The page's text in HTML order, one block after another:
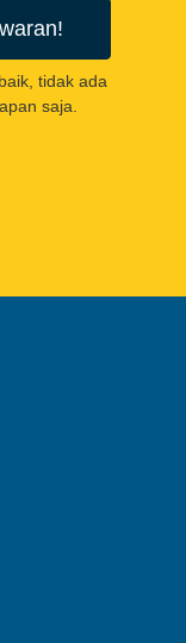
tidak ada
saja.